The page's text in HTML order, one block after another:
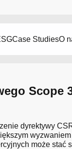
Case StudiesO
Scope
dyrektywy
może